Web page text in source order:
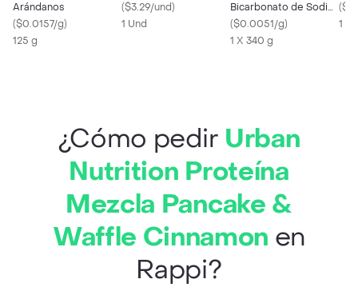
Arándanos
($0.0157/g)
125 g
($3.29/und)
1 Und
Bicarbonato de Sodio
con Ácido Bórico para
Limpiar
($0.0051/g)
1 X 340 g
(
1 x
¿Cómo pedir Urban
Nutrition Proteína
Mezcla Pancake &
Waffle Cinnamon en
Rappi?